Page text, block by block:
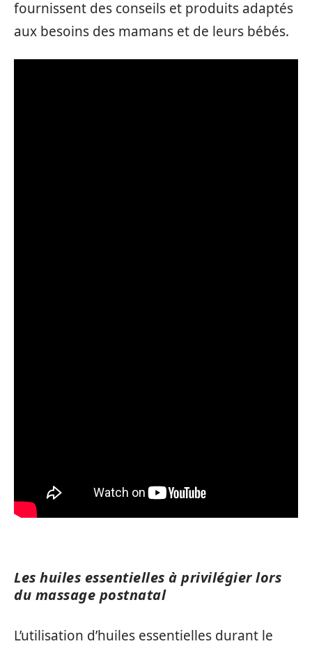
fournissent des conseils et produits adaptés
aux besoins des mamans et de leurs bébés.
Les huiles essentielles à privilégier lors
du massage postnatal
L’utilisation d’huiles essentielles durant le